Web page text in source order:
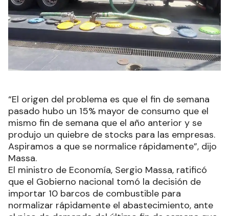
“El origen del problema es que el fin de semana
pasado hubo un 15% mayor de consumo que el
mismo fin de semana que el año anterior y se
produjo un quiebre de stocks para las empresas.
Aspiramos a que se normalice rápidamente”, dijo
Massa.
El ministro de Economía, Sergio Massa, ratificó
que el Gobierno nacional tomó la decisión de
importar 10 barcos de combustible para
normalizar rápidamente el abastecimiento, ante